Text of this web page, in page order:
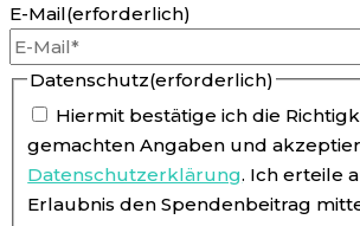
E-Mail(erforderlich)
Datenschutz(erforderlich)
Hiermit bestätige ich die
gemachten Angaben und
Datenschutzerklärung. Ich erteile
Erlaubnis den Spendenbeitrag